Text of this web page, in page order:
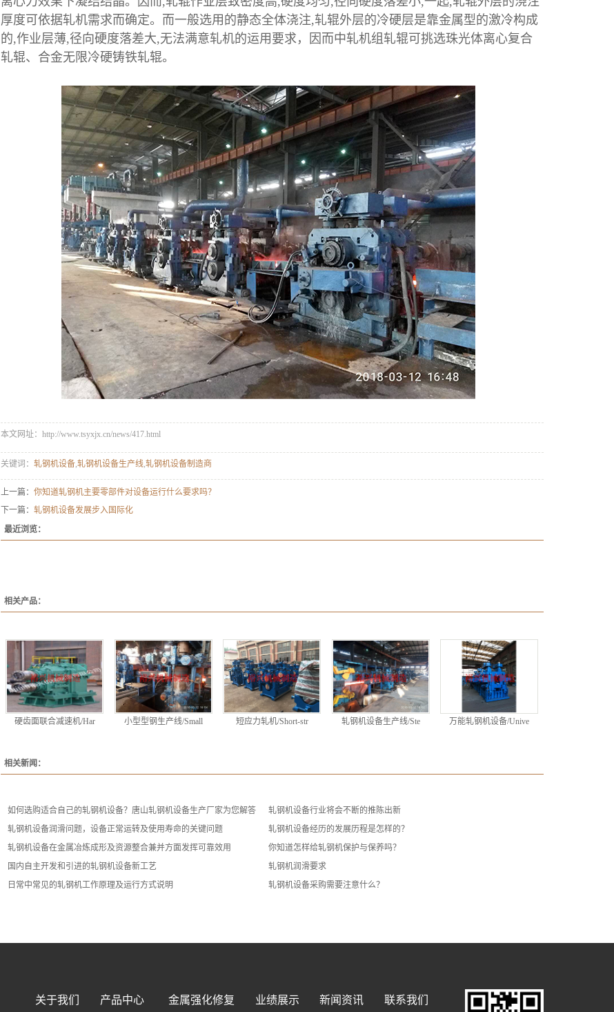
厚度可依据轧机需求而确定。而一般选用的静态全体浇注,轧辊外层的冷硬层是靠金属型的激冷构成
的,作业层薄,径向硬度落差大,无法满意轧机的运用要求，因而中轧机组轧辊可挑选珠光体离心复合
轧辊、合金无限冷硬铸铁轧辊。
本文网址：http://www.tsyxjx.cn/news/417.html
关键词： 轧钢机设备,轧钢机设备生产线,轧钢机设备制造商
上一篇： 你知道轧钢机主要零部件对设备运行什么要求吗？
下一篇： 轧钢机设备发展步入国际化
最近浏览：
相关产品：
硬齿面联合减速机/Har 小型型钢生产线/Small 短应力轧机/Short-str 轧钢机设备生产线/Ste 万能轧钢机设备/Unive
相关新闻：
如何选购适合自己的轧钢机设备？唐山轧钢机设备生产厂家为您解答
轧钢机设备行业将会不断的推陈出新
轧钢机设备润滑问题，设备正常运转及使用寿命的关键问题
轧钢机设备经历的发展历程是怎样的？
轧钢机设备在金属冶炼成形及资源整合兼并方面发挥可靠效用
你知道怎样给轧钢机保护与保养吗？
国内自主开发和引进的轧钢机设备新工艺
轧钢机润滑要求
日常中常见的轧钢机工作原理及运行方式说明
轧钢机设备采购需要注意什么？
关于我们 产品中心 金属强化修复 业绩展示 新闻资讯 联系我们